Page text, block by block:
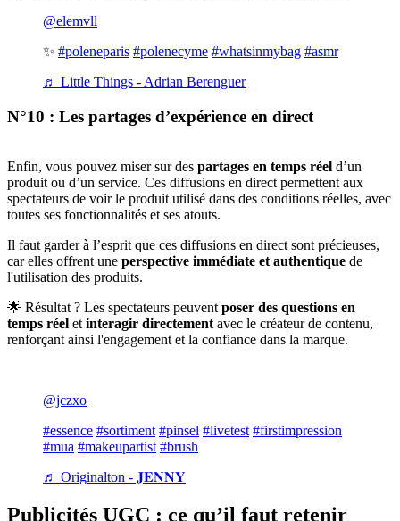
@elemvll
✨ #poleneparis #polenecyme #whatsinmybag #asmr
♬ Little Things - Adrian Berenguer
N°10 : Les partages d’expérience en direct
Enfin, vous pouvez miser sur des partages en temps réel d’un
produit ou d’un service. Ces diffusions en direct permettent aux
spectateurs de voir le produit utilisé dans des conditions réelles, avec
toutes ses fonctionnalités et ses atouts.
Il faut garder à l’esprit que ces diffusions en direct sont précieuses,
car elles offrent une perspective immédiate et authentique de
l'utilisation des produits.
🌟 Résultat ? Les spectateurs peuventposer des questions en
temps réel etinteragir directementavec le créateur de contenu,
renforçant ainsi l'engagement et la confiance dans la marque.
@jczxo
#essence #sortiment #pinsel #livetest #firstimpression
#mua #makeupartist #brush
♬ Originalton - 𝐉𝐄𝐍𝐍𝐘
Publicités UGC : ce qu’il faut retenir